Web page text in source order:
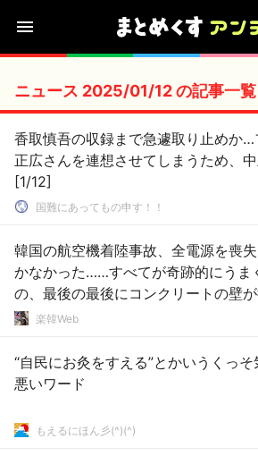
ニュース 2025/01/12 の記事一覧
香取慎吾の収録まで急遽取り止めか
正広さんを連想させてしまうため、中
[1/12]
国難にあってもの申す！！
韓国の航空機着陸事故、全電源を喪
かなかった……すべてが奇跡的にうま
の、最後の最後にコンクリートの壁
楽韓Web
“自民にお灸をすえる”とかいうくっそ
悪いワード
もえるにほん彡(^)(^)